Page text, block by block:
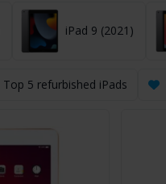
iPad 9 (2021)
Top 5 refurbished iPads